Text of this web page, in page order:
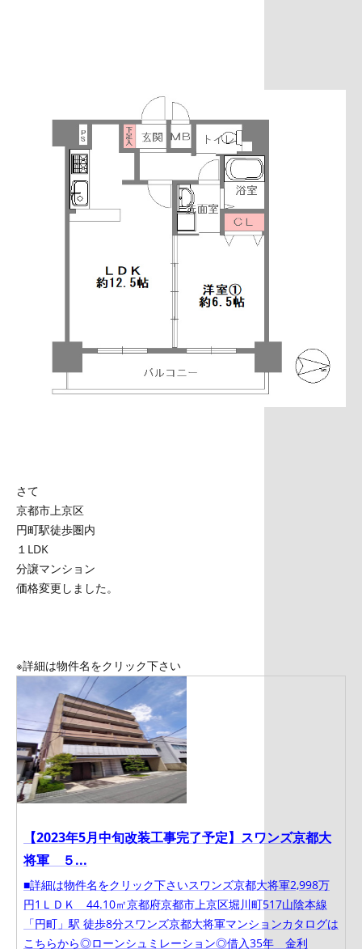
さて
京都市上京区
円町駅徒歩圏内
１LDK
分譲マンション
価格変更しました。
※詳細は物件名をクリック下さい
【2023年5月中旬改装工事完了予定】スワンズ京都大
将軍 ５...
■詳細は物件名をクリック下さいスワンズ京都大将軍2,998万
円1ＬＤＫ 44.10㎡京都府京都市上京区堀川町517山陰本線
「円町」駅 徒歩8分スワンズ京都大将軍マンションカタログは
こちらから◎ローンシュミレーション◎借入35年 金利